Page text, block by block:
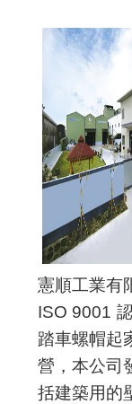
憲順工業有
ISO 9001
踏車螺帽起
營，本公司
括建築用的